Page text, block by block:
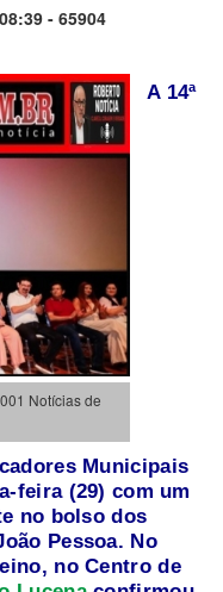
- 65904
Notícias de
A 14ª
Municipais
feira (29) com um
no bolso dos
Pessoa. No
, no Centro de